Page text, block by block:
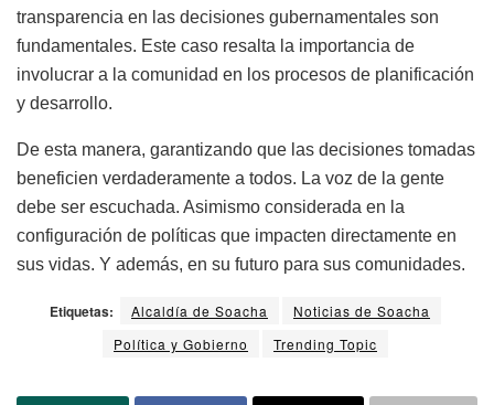
transparencia en las decisiones gubernamentales son
fundamentales. Este caso resalta la importancia de
involucrar a la comunidad en los procesos de planificación
y desarrollo.
De esta manera, garantizando que las decisiones tomadas
beneficien verdaderamente a todos. La voz de la gente
debe ser escuchada. Asimismo considerada en la
configuración de políticas que impacten directamente en
sus vidas. Y además, en su futuro para sus comunidades.
Etiquetas: Alcaldía de Soacha
Noticias de Soacha
Política y Gobierno
Trending Topic